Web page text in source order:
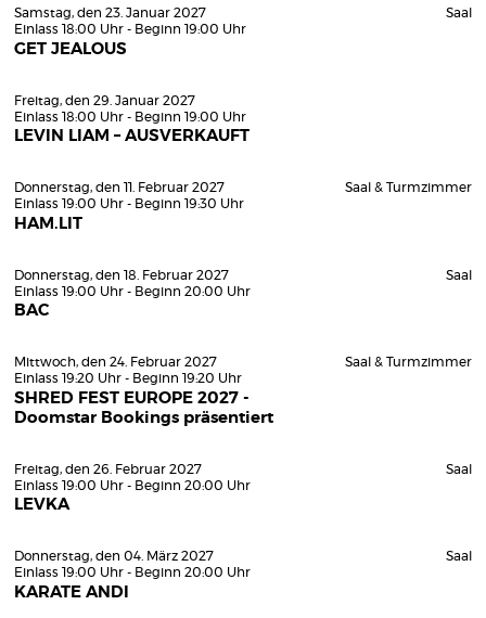
Samstag, den 23. Januar 2027
Einlass 18:00 Uhr - Beginn 19:00 Uhr
GET JEALOUS
Saal
Freitag, den 29. Januar 2027
Einlass 18:00 Uhr - Beginn 19:00 Uhr
LEVIN LIAM – AUSVERKAUFT
Donnerstag, den 11. Februar 2027
Einlass 19:00 Uhr - Beginn 19:30 Uhr
HAM.LIT
Saal & Turmzimmer
Donnerstag, den 18. Februar 2027
Einlass 19:00 Uhr - Beginn 20:00 Uhr
BAC
Saal
Mittwoch, den 24. Februar 2027
Einlass 19:20 Uhr - Beginn 19:20 Uhr
SHRED FEST EUROPE 2027 -
Doomstar Bookings präsentiert
Saal & Turmzimmer
Freitag, den 26. Februar 2027
Einlass 19:00 Uhr - Beginn 20:00 Uhr
LEVKA
Saal
Donnerstag, den 04. März 2027
Einlass 19:00 Uhr - Beginn 20:00 Uhr
KARATE ANDI
Saal